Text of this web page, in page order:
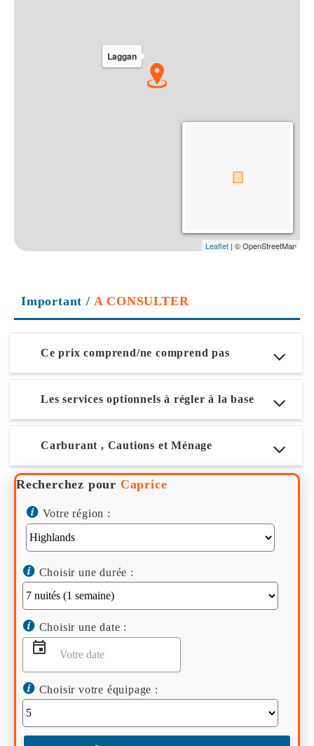
Important / A CONSULTER
Ce prix comprend/ne comprend pas
Les services optionnels à régler à la base
Carburant , Cautions et Ménage
Recherchez pour Caprice
Votre région :
Choisir une durée :
Choisir une date :
Choisir votre équipage :